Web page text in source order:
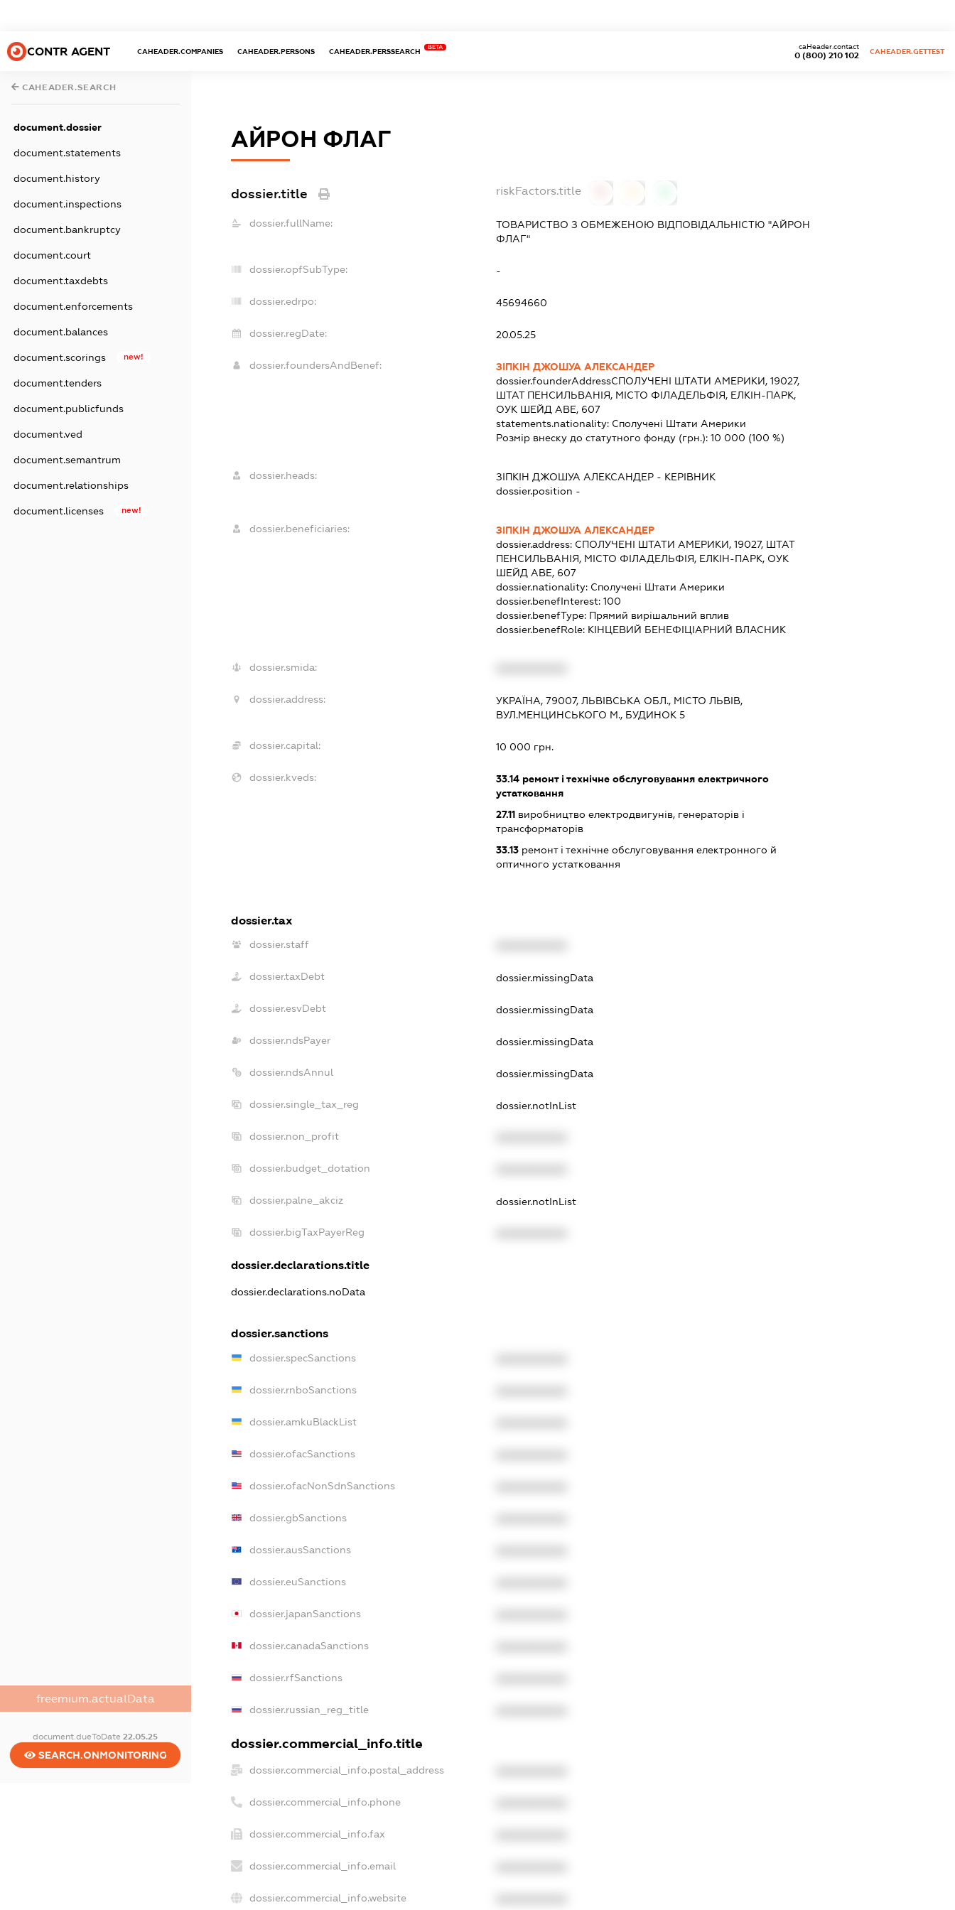
CONTR AGENT CAHEADER.COMPANIES CAHEADER.PERSONS CAHEADER.PERSSEARCH
BETA
0 (800) 210 102
caHeader.contact
CAHEADER.GETTEST
CAHEADER.SEARCH
document.dossier
document.statements
document.history
document.inspections
document.bankruptcy
document.court
document.taxdebts
document.enforcements
document.balances
document.scorings new!
document.tenders
document.publicfunds
document.ved
document.semantrum
document.relationships
document.licenses new!
freemium.actualData
document.dueToDate22.05.25
SEARCH.ONMONITORING
АЙРОН ФЛАГ
dossier.title riskFactors.title
dossier.fullName:
ТОВАРИСТВО З ОБМЕЖЕНОЮ ВІДПОВІДАЛЬНІСТЮ "АЙРОН
ФЛАГ"
dossier.opfSubType: -
dossier.edrpo: 45694660
dossier.regDate: 20.05.25
dossier.foundersAndBenef:
ЗІПКІН ДЖОШУА АЛЕКСАНДЕР
dossier.founderAddressСПОЛУЧЕНІ ШТАТИ АМЕРИКИ, 19027,
ШТАТ ПЕНСИЛЬВАНІЯ, МІСТО ФІЛАДЕЛЬФІЯ, ЕЛКІН-ПАРК,
ОУК ШЕЙД АВЕ, 607
statements.nationality: Сполучені Штати Америки
Розмір внеску до статутного фонду (грн.): 10 000 (100 %)
dossier.heads: ЗІПКІН ДЖОШУА АЛЕКСАНДЕР- КЕРІВНИК
dossier.position -
dossier.beneficiaries:
ЗІПКІН ДЖОШУА АЛЕКСАНДЕР
dossier.address: СПОЛУЧЕНІ ШТАТИ АМЕРИКИ, 19027, ШТАТ
ПЕНСИЛЬВАНІЯ, МІСТО ФІЛАДЕЛЬФІЯ, ЕЛКІН-ПАРК, ОУК
ШЕЙД АВЕ, 607
dossier.nationality: Сполучені Штати Америки
dossier.benefInterest: 100
dossier.benefType: Прямий вирішальний вплив
dossier.benefRole: КІНЦЕВИЙ БЕНЕФІЦІАРНИЙ ВЛАСНИК
dossier.smida:
dossier.address:
УКРАЇНА, 79007, ЛЬВІВСЬКА ОБЛ., МІСТО ЛЬВІВ,
ВУЛ.МЕНЦИНСЬКОГО М., БУДИНОК 5
dossier.capital: 10 000 грн.
dossier.kveds: 33.14ремонт і технічне обслуговування електричного
устатковання
27.11виробництво електродвигунів, генераторів і
трансформаторів
33.13ремонт і технічне обслуговування електронного й
оптичного устатковання
dossier.tax
dossier.staff
dossier.taxDebt dossier.missingData
dossier.esvDebt dossier.missingData
dossier.ndsPayer dossier.missingData
dossier.ndsAnnul dossier.missingData
dossier.single_tax_reg dossier.notInList
dossier.non_profit
dossier.budget_dotation
dossier.palne_akciz dossier.notInList
dossier.bigTaxPayerReg
dossier.declarations.title
dossier.declarations.noData
dossier.sanctions
dossier.specSanctions
dossier.rnboSanctions
dossier.amkuBlackList
dossier.ofacSanctions
dossier.ofacNonSdnSanctions
dossier.gbSanctions
dossier.ausSanctions
dossier.euSanctions
dossier.japanSanctions
dossier.canadaSanctions
dossier.rfSanctions
dossier.russian_reg_title
dossier.commercial_info.title
dossier.commercial_info.postal_address
dossier.commercial_info.phone
dossier.commercial_info.fax
dossier.commercial_info.email
dossier.commercial_info.website